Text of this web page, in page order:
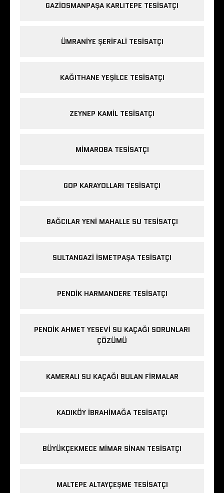
GAZIOSMANPAŞA KARLITEPE TESISATÇI
ÜMRANIYE ŞERIFALI TESISATÇI
KAĞITHANE YEŞILCE TESISATÇI
ZEYNEP KAMIL TESISATÇI
MIMAROBA TESISATÇI
GOP KARAYOLLARI TESISATÇI
BAĞCILAR YENI MAHALLE SU TESISATÇI
SULTANGAZI ISMETPAŞA TESISATÇI
PENDIK HARMANDERE TESISATÇI
PENDIK AHMET YESEVI SU KAÇAĞI SORUNLARI
ÇÖZÜMÜ
KAMERALI SU KAÇAĞI BULAN FIRMALAR
KADIKÖY IBRAHIMAĞA TESISATÇI
BÜYÜKÇEKMECE MIMAR SINAN TESISATÇI
MALTEPE ALTAYÇEŞME TESISATÇI